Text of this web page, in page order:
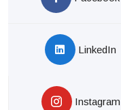
LinkedIn
Instagram